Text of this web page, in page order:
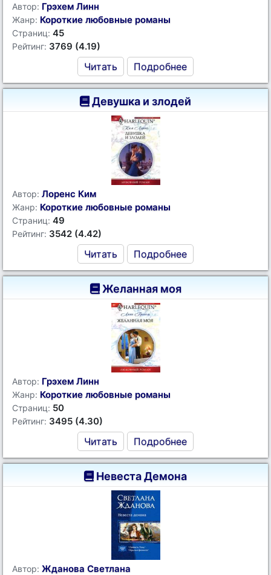
Автор: Грэхем Линн
Жанр: Короткие любовные романы
Страниц: 45
Рейтинг: 3769 (4.19)
Читать Подробнее
Девушка и злодей
Автор: Лоренс Ким
Жанр: Короткие любовные романы
Страниц: 49
Рейтинг: 3542 (4.42)
Читать Подробнее
Желанная моя
Автор: Грэхем Линн
Жанр: Короткие любовные романы
Страниц: 50
Рейтинг: 3495 (4.30)
Читать Подробнее
Невеста Демона
Автор: Жданова Светлана